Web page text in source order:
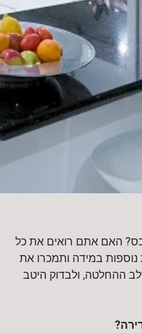
האם אתם רואים את כל
במידה ותמכרו את
ההחלטה, ולבדוק היטב